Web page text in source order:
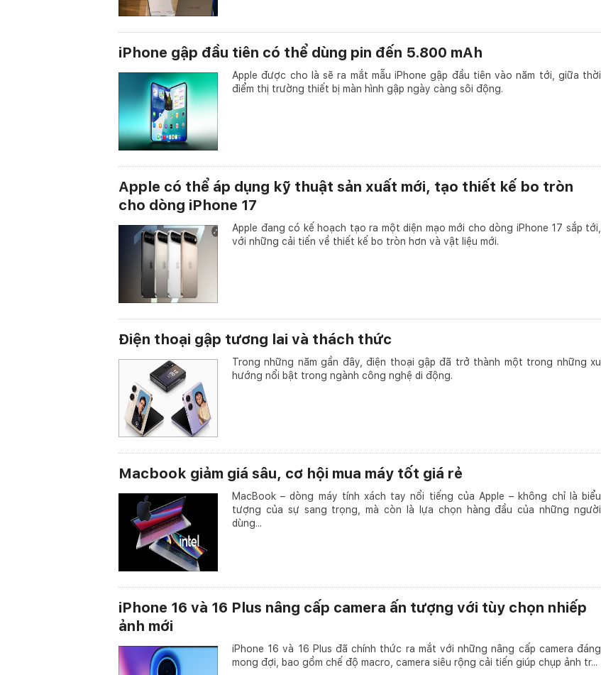
iPhone gập đầu tiên có thể dùng pin đến 5.800 mAh
Apple được cho là sẽ ra mắt mẫu iPhone gập đầu tiên vào năm tới, giữa thời
điểm thị trường thiết bị màn hình gập ngày càng sôi động.
Apple có thể áp dụng kỹ thuật sản xuất mới, tạo thiết kế bo tròn
cho dòng iPhone 17
Apple đang có kế hoạch tạo ra một diện mạo mới cho dòng iPhone 17 sắp tới,
với những cải tiến về thiết kế bo tròn hơn và vật liệu mới.
Điện thoại gập tương lai và thách thức
Trong những năm gần đây, điện thoại gập đã trở thành một trong những xu
hướng nổi bật trong ngành công nghệ di động.
Macbook giảm giá sâu, cơ hội mua máy tốt giá rẻ
MacBook – dòng máy tính xách tay nổi tiếng của Apple – không chỉ là biểu
tượng của sự sang trọng, mà còn là lựa chọn hàng đầu của những người
dùng...
iPhone 16 và 16 Plus nâng cấp camera ấn tượng với tùy chọn nhiếp
ảnh mới
iPhone 16 và 16 Plus đã chính thức ra mắt với những nâng cấp camera đáng
mong đợi, bao gồm chế độ macro, camera siêu rộng cải tiến giúp chụp ảnh tr...